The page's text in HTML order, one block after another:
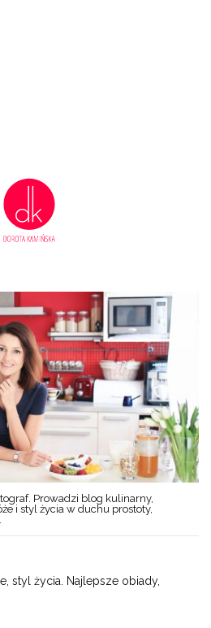
Prowadzi blog kulinarny,
i styl życia w duchu prostoty,
styl życia. Najlepsze obiady,